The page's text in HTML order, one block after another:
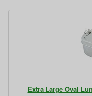
Extra Large Oval